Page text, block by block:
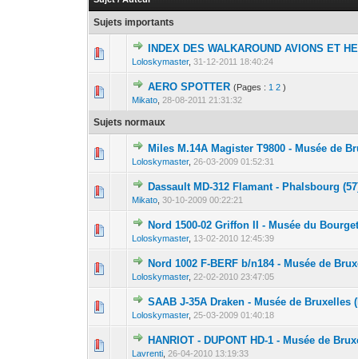
Sujets importants
INDEX DES WALKAROUND AVIONS ET
Loloskymaster,31-12-2011 18:40:24
0 Votes - 0 sur 512
AERO SPOTTER (Pages : 1 2 )
Mikato 28-08-2011 21:31:32
0 Votes - 0 sur 5
Sujets normaux
Miles M.14A Magister T9800 - Musée de
Loloskymaster,26-03-2009 01:52:31
0 Votes - 0 sur 512
Dassault MD-312 Flamant - Phalsbourg
Mikato ,30-10-2009 00:22:21
0 Votes - 0 sur 512
Nord 1500-02 Griffon II - Musée du
Loloskymaster, 13-02-2010 12:45:39
0 Votes - 0 sur 512
Nord 1002 F-BERF b/n184 - Musée de
Loloskymaster, 22-02-2010 23:47:05
0 Votes - 0 sur 512
SAAB J-35A Draken - Musée de Bruxelles
Loloskymaster,25-03-2009 01:40:18
0 Votes - 0 sur 51 2
HANRIOT - DUPONT HD-1 - Musée de
Lavrenti 26-04-2010 13:19:33
0 Votes - 0 sur 512